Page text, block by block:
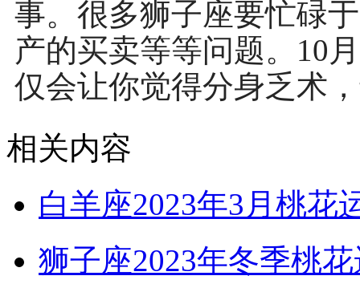
事。很多狮子座要忙碌
产的买卖等等问题。10
仅会让你觉得分身乏术
相关内容
白羊座2023年3月桃花
狮子座2023年冬季桃